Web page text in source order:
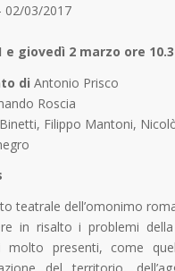
02/03/2017
e giovedì 2 marzo ore
di Antonio Prisco
Roscia
Filippo Mantoni,
teatrale dell’omonimo
in risalto i problemi della
molto presenti, come